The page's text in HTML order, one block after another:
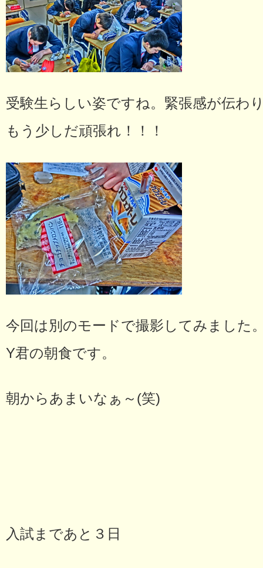
受験生らしい姿ですね。緊張感が伝わ
もう少しだ頑張れ！！！
今回は別のモードで撮影してみました
Y君の朝食です。
朝からあまいなぁ～(笑)
入試まであと３日